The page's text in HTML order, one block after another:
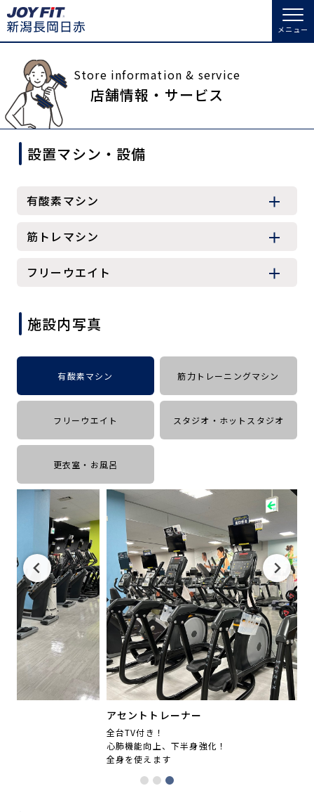
メニュー
店舗トップ
会員の方へトップ
店舗へのお問い合わせ
キャンペーン
見学・体験 スタジオプログラム情報
入会方法 よくあるご質問
JOYFIT総合トップ
Store information & service
店舗情報・サービス
設置マシン・設備
有酸素マシン
筋トレマシン
フリーウエイト
施設内写真
有酸素マシン 筋力トレーニングマシン
フリーウエイト スタジオ・ホットスタジオ
更衣室・お風呂
アセントトレーナー
心肺機能向上、下半身強化！